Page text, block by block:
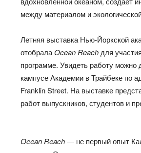
между материалом и
Летняя выставка Нью-Йоркской
отобралаOcean Reach для
программе. Увидеть работу можно
кампусе Академии в Трайбеке по
Franklin Street. На выставке
работ выпускников, студентов и
Ocean Reach— не первый опыт